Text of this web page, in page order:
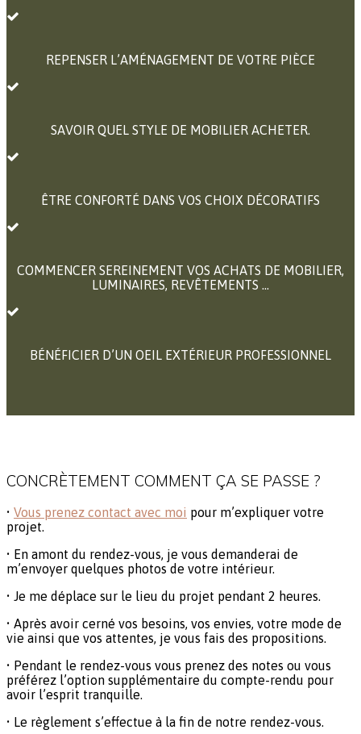
REPENSER L’AMÉNAGEMENT DE VOTRE PIÈCE
SAVOIR QUEL STYLE DE MOBILIER ACHETER.
ÊTRE CONFORTÉ DANS VOS CHOIX DÉCORATIFS
COMMENCER SEREINEMENT VOS ACHATS DE MOBILIER,
LUMINAIRES, REVÊTEMENTS …
BÉNÉFICIER D’UN OEIL EXTÉRIEUR PROFESSIONNEL
CONCRÈTEMENT COMMENT ÇA SE PASSE ?
• Vous prenez contact avec moi pour m’expliquer votre
projet.
• En amont du rendez-vous, je vous demanderai de
m’envoyer quelques photos de votre intérieur.
• Je me déplace sur le lieu du projet pendant 2 heures.
• Après avoir cerné vos besoins, vos envies, votre mode de
vie ainsi que vos attentes, je vous fais des propositions.
• Pendant le rendez-vous vous prenez des notes ou vous
préférez l’option supplémentaire du compte-rendu pour
avoir l’esprit tranquille.
• Le règlement s’effectue à la fin de notre rendez-vous.